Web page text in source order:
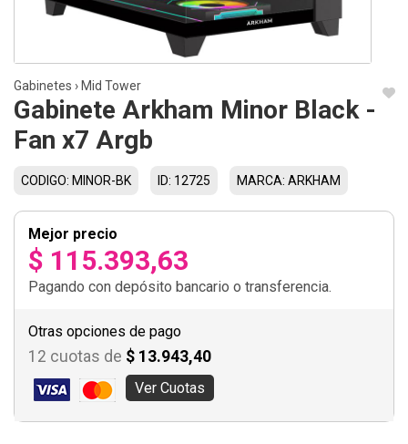
Gabinetes › Mid Tower
Gabinete Arkham Minor Black -
Fan x7 Argb
CODIGO: MINOR-BK ID: 12725 MARCA: ARKHAM
Mejor precio
$ 115.393,63
Pagando con depósito bancario o transferencia.
Otras opciones de pago
12 cuotas de $ 13.943,40
Ver Cuotas